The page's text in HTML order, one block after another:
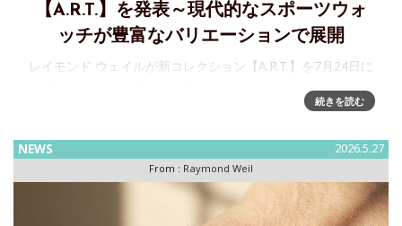
【A.R.T.】を発表～現代的なスポーツウォ
ッチが豊富なバリエーションで展開
レイモンド ウェイルが新コレクション【A.R.T.】を7月24日に
ォッチコレクションが誕生スイス高級時計ブランド
新たな
続きを読む
NEWS 2026.5.27
From : Raymond Weil